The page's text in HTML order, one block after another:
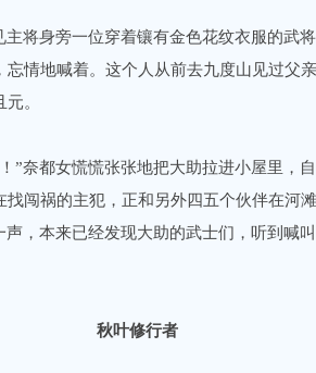
将身旁一位穿着镶有金色花纹衣服的武
情地喊着。这个人从前去九度山见过父
。
奈都女慌慌张张地把大助拉进小屋里，
闯祸的主犯，正和另外四五个伙伴在河
声，本来已经发现大助的武士们，听到喊
秋叶修行者